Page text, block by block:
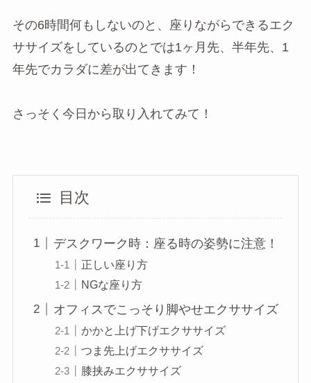
その6時間何もしないのと、座りながらできるエク
ササイズをしているのとでは1ヶ月先、半年先、1
年先でカラダに差が出てきます！
さっそく今日から取り入れてみて！
目次
デスクワーク時：座る時の姿勢に注意！
正しい座り方
NGな座り方
オフィスでこっそり脚やせエクササイズ
かかと上げ下げエクササイズ
つま先上げエクササイズ
膝挟みエクササイズ